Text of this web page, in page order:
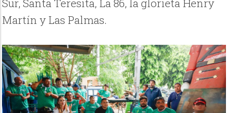
Sur, Santa Teresita, La 86, la glorieta Henry
Martín y Las Palmas.